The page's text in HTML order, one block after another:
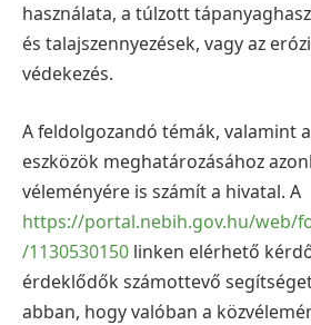
használata, a túlzott
és talajszennyezések, vagy az
védekezés.
A feldolgozandó témák, valamint
eszközök meghatározásához
véleményére is számít a hivatal. A
https://portal.nebih.gov.hu/web/
/1130530150 linken elérhető
érdeklődők számottevő
abban, hogy valóban a